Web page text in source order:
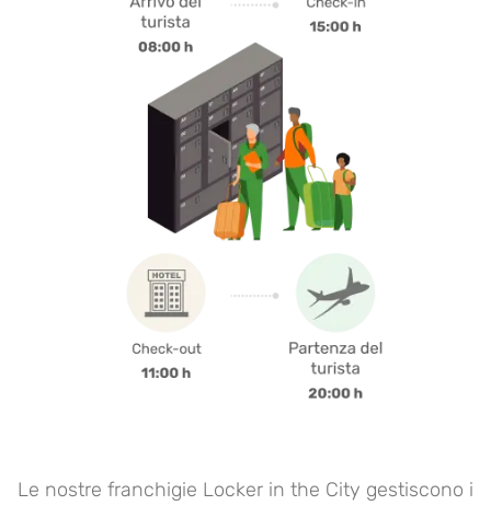
Le nostre franchigie Locker in the City gestiscono i